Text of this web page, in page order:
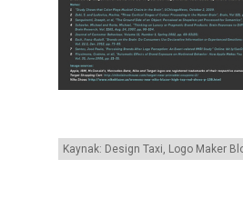
Kaynak: Design Taxi, Logo Maker